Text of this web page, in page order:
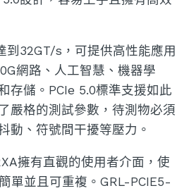
到32GT/s，可提供高性能應用
網路、人工智慧、機器學
存儲。PCIe 5.0標準支援如此
嚴格的測試參數，待測物必須
動、符號間干擾等壓力。
擁有直觀的使用者介面，使
單並且可重複。GRL-PCIE5-